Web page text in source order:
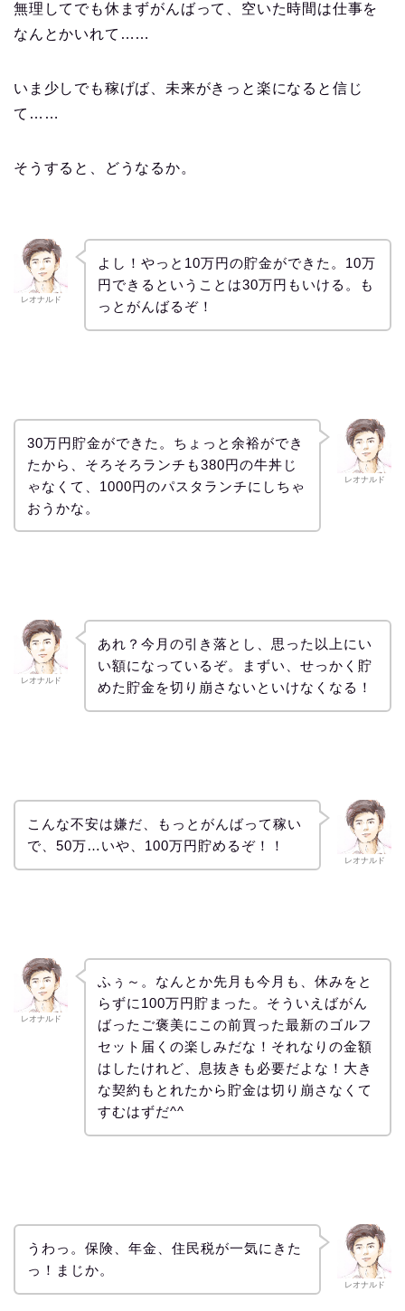
無理してでも休まずがんばって、空いた時間は仕事を
なんとかいれて … …
いま少しでも稼げば、未来がきっと楽になると信じ
て ……
そうすると、どうなるか。
レオナルド
よし！やっと 10万円の貯金ができた。 10万
円できるということは30万円もいける。も
っとがんばるぞ！
レオナルド
30万円貯金ができた。ちょっと余裕ができ
たから、そろそろランチも380円の牛丼じ
ゃなくて、1000円のパスタランチにしちゃ
おうかな。
レオナルド
あれ？今月の引き落とし、思った以上にい
い額になっているぞ。まずい、せっかく貯
めた貯金を切り崩さないといけなくなる！
レオナルド
こんな不安は嫌だ、もっとがんばって稼い
で、50万…いや、100万円貯めるぞ！！
レオナルド
ふぅ～。なんとか先月も今月も、休みをと
らずに100万円貯まった。そういえばがん
ばったご褒美にこの前買った最新のゴルフ
セット届くの楽しみだな！それなりの金額
はしたけれど、息抜きも必要だよな！大き
な契約もとれたから貯金は切り崩さなくて
すむはずだ^^
レオナルド
うわっ。保険、年金、住民税が一気にきた
っ！まじか。